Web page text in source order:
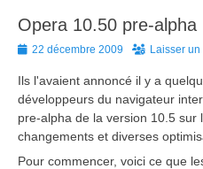
Opera 10.50 pre-alpha
Posted
22 décembre 2009 Laisser un
Ils l'avaient annoncé il y a
développeurs du navigateur
pre-alpha de la version 10.5 sur
changements et diverses
Pour commencer, voici ce que